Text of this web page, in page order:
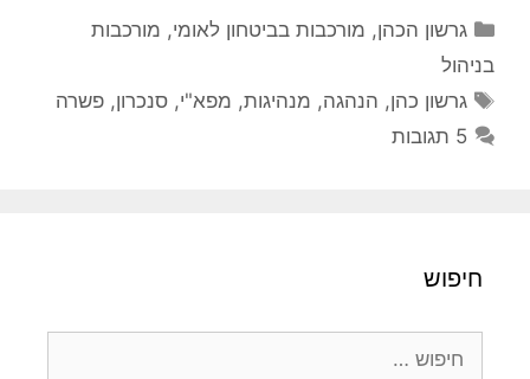
קטגוריות
גרשון הכהן, מורכבות בביטחון לאומי, מורכבות
בניהול
תגיות
גרשון כהן, הנהגה, מנהיגות, מפא"י,סנכרון,פשרה
5 תגובות
חיפוש